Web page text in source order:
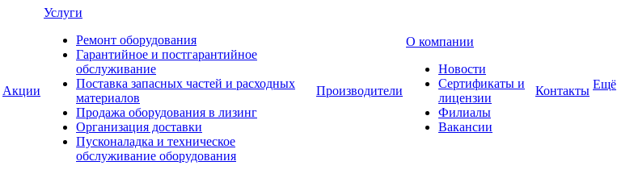
Акции
Услуги
Ремонт оборудования
Гарантийное и постгарантийное
обслуживание
Поставка запасных частей и расходных
материалов
Продажа оборудования в лизинг
Организация доставки
Пусконаладка и техническое
обслуживание оборудования
Производители
О компании
Новости
Сертификаты и
лицензии
Филиалы
Вакансии
Контакты Ещё